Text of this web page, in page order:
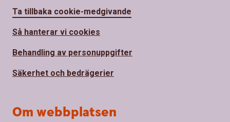
Ta tillbaka cookie-medgivande
Så hanterar vi cookies
Behandling av personuppgifter
Säkerhet och bedrägerier
Om webbplatsen